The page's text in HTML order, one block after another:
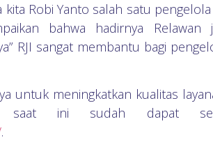
Robi Yanto salah satu pengelola
bahwa hadirnya Relawan
RJI sangat membantu bagi
untuk meningkatkan kualitas
saat ini sudah dapat
.